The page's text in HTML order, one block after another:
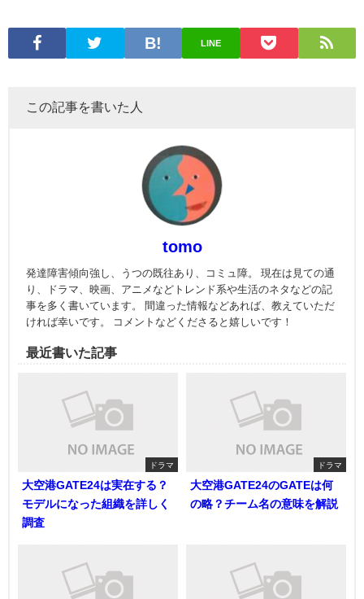
LINE
この記事を書いた人
tomo
発達障害傾向強し、うつの既往あり、コミュ障。 現在は見ての通
り、ドラマ、映画、アニメなどトレンド系や生活のネタなどの記
事を多く書いています。 間違った情報などあれば、教えていただ
ければ幸いです。 コメントなどくださると嬉しいです！
最近書いた記事
ドラマ
大空港GATE24は実在する？
モデルになった組織を詳しく
調査
ドラマ
大空港GATE24のGATEは何
の略？チーム名の意味を解説